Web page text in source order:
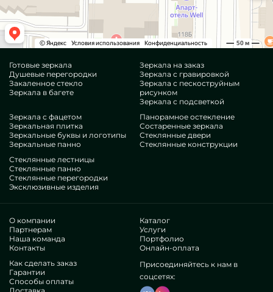
Готовые зеркала
Душевые перегородки
Закаленное стекло
Зеркала в багете
Зеркала на заказ
Зеркала с гравировкой
Зеркала с пескоструйным
рисунком
Зеркала с подсветкой
Зеркала с фацетом
Зеркальная плитка
Зеркальные буквы и логотипы
Зеркальные панно
Панорамное остекление
Состаренные зеркала
Стеклянные двери
Стеклянные конструкции
Стеклянные лестницы
Стеклянные панно
Стеклянные перегородки
Эксклюзивные изделия
О компании
Партнерам
Наша команда
Контакты
Каталог
Услуги
Портфолио
Онлайн-оплата
Как сделать заказ
Гарантии
Способы оплаты
Присоединяйтесь к нам в
соцсетях: